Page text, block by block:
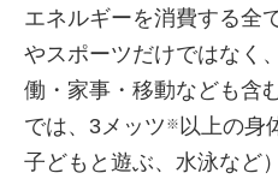
エネルギーを消費する全
やスポーツだけではなく
働・家事・移動なども含
では、3メッツ ※ 以上の身
子どもと遊ぶ、水泳など